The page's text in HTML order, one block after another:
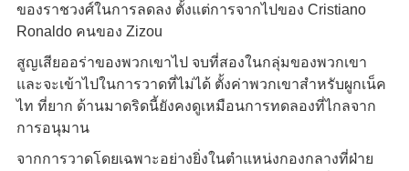
ของราชวงศ์ในการลดลง ตั้งแต่การจากไปของ Cristiano
Ronaldo คนของ Zizou
สูญเสียออร่าของพวกเขาไป จบที่สองในกลุ่มของพวกเขา
และจะเข้าไปในการวาดที่ไม่ได้ ตั้งค่าพวกเขาสำหรับผูกเน็ค
ไท ที่ยาก ด้านมาดริดนี้ยังคงดูเหมือนการทดลองที่ไกลจาก
การอนุมาน
จากการวาดโดยเฉพาะอย่างยิ่งในตำแหน่งกองกลางที่ฝ่าย